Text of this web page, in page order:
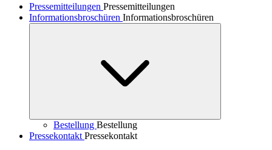
Pressemitteilungen Pressemitteilungen
Informationsbroschüren Informationsbroschüren
Bestellung Bestellung
Pressekontakt Pressekontakt